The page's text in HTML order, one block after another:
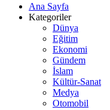
Ana Sayfa
Kategoriler
Dünya
Eğitim
Ekonomi
Gündem
İslam
Kültür-Sanat
Medya
Otomobil